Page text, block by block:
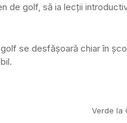
de golf, să ia lecții
se desfășoară chiar în
Verde la